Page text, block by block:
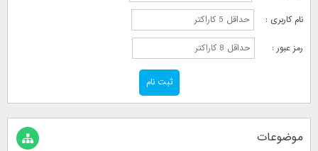
نام کاربری :
رمز عبور :
موضوعات